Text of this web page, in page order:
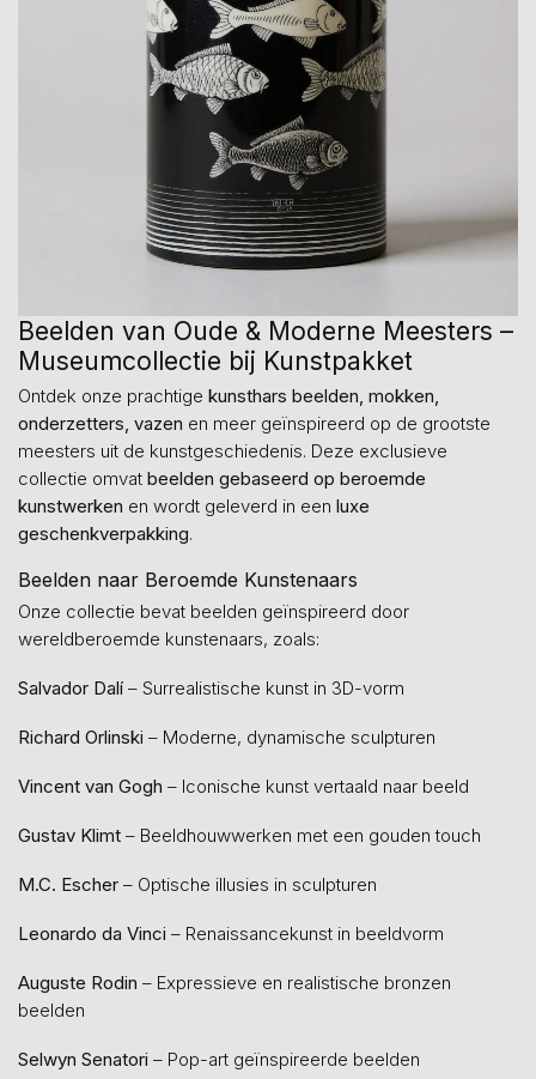
Beelden van Oude & Moderne Meesters –
Museumcollectie bij Kunstpakket
Ontdek onze prachtige kunsthars beelden, mokken,
onderzetters, vazen en meer geïnspireerd op de grootste
meesters uit de kunstgeschiedenis. Deze exclusieve
collectie omvat beelden gebaseerd op beroemde
kunstwerken en wordt geleverd in een luxe
geschenkverpakking.
Beelden naar Beroemde Kunstenaars
Onze collectie bevat beelden geïnspireerd door
wereldberoemde kunstenaars, zoals:
Salvador Dalí – Surrealistische kunst in 3D-vorm
Richard Orlinski – Moderne, dynamische sculpturen
Vincent van Gogh – Iconische kunst vertaald naar beeld
Gustav Klimt – Beeldhouwwerken met een gouden touch
M.C. Escher – Optische illusies in sculpturen
Leonardo da Vinci – Renaissancekunst in beeldvorm
Auguste Rodin – Expressieve en realistische bronzen
beelden
Selwyn Senatori – Pop-art geïnspireerde beelden